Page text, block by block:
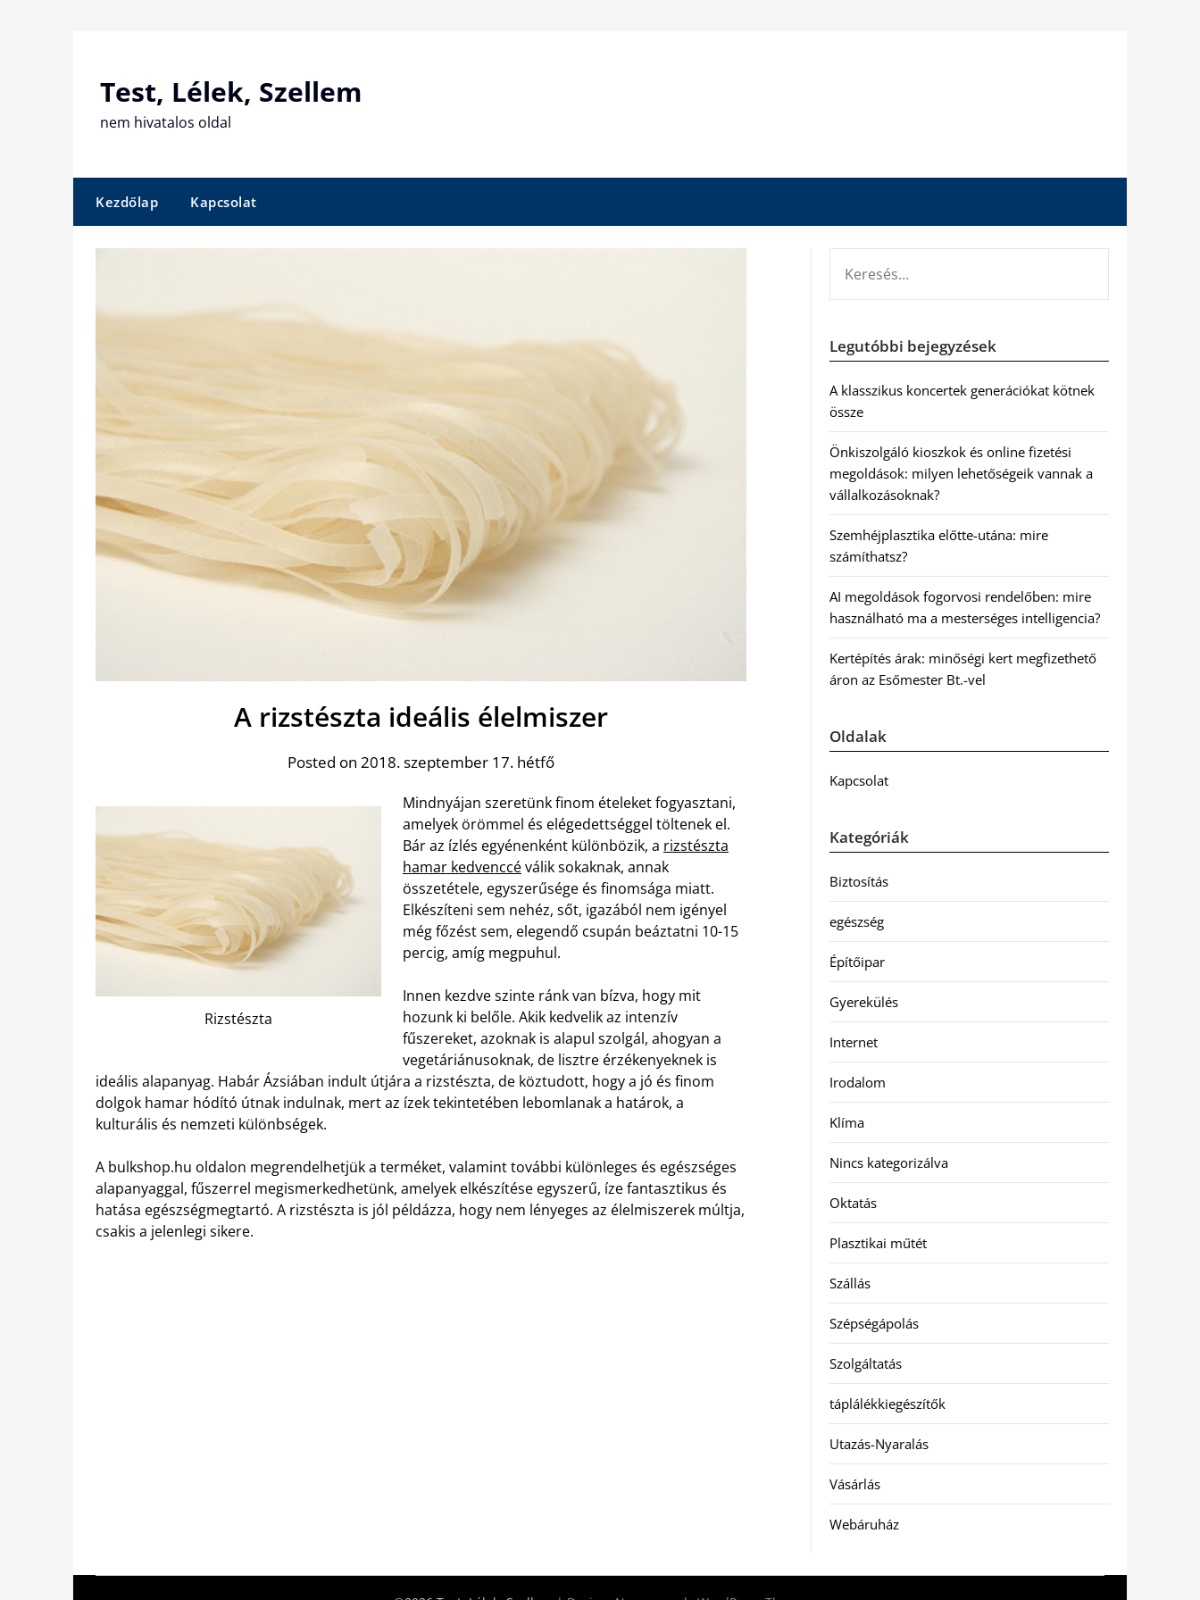
Test, Lélek, Szellem
nem hivatalos oldal
Kezdőlap Kapcsolat
A rizstészta ideális élelmiszer
Posted on 2018. szeptember 17. hétfő
Rizstészta
Mindnyájan szeretünk finom ételeket fogyasztani,
amelyek örömmel és elégedettséggel töltenek el.
Bár az ízlés egyénenként különbözik, a rizstészta
hamar kedvenccéválik sokaknak, annak
összetétele, egyszerűsége és finomsága miatt.
Elkészíteni sem nehéz, sőt, igazából nem igényel
még főzést sem, elegendő csupán beáztatni 10-15
percig, amíg megpuhul.
Innen kezdve szinte ránk van bízva, hogy mit
hozunk ki belőle. Akik kedvelik az intenzív
fűszereket, azoknak is alapul szolgál, ahogyan a
vegetáriánusoknak, de lisztre érzékenyeknek is
ideális alapanyag. Habár Ázsiában indult útjára a rizstészta, de köztudott, hogy a jó és finom
dolgok hamar hódító útnak indulnak, mert az ízek tekintetében lebomlanak a határok, a
kulturális és nemzeti különbségek.
A bulkshop.hu oldalon megrendelhetjük a terméket, valamint további különleges és egészséges
alapanyaggal, fűszerrel megismerkedhetünk, amelyek elkészítése egyszerű, íze fantasztikus és
hatása egészségmegtartó. A rizstészta is jól példázza, hogy nem lényeges az élelmiszerek múltja,
csakis a jelenlegi sikere.
Legutóbbi bejegyzések
A klasszikus koncertek generációkat kötnek
össze
Önkiszolgáló kioszkok és online fizetési
megoldások: milyen lehetőségeik vannak a
vállalkozásoknak?
Szemhéjplasztika előtte-utána: mire
számíthatsz?
AI megoldások fogorvosi rendelőben: mire
használható ma a mesterséges intelligencia?
Kertépítés árak: minőségi kert megfizethető
áron az Esőmester Bt.-vel
Oldalak
Kapcsolat
Kategóriák
Biztosítás
egészség
Építőipar
Gyerekülés
Internet
Irodalom
Klíma
Nincs kategorizálva
Oktatás
Plasztikai műtét
Szállás
Szépségápolás
Szolgáltatás
táplálékkiegészítők
Utazás-Nyaralás
Vásárlás
Webáruház